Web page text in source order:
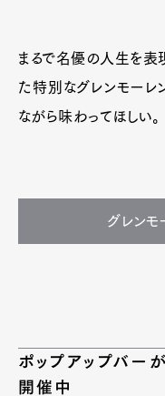
まるで名優の人生を表
た特別なグレンモーレ
ながら味わってほしい。
グレンモ
ポップアップバー
開催中